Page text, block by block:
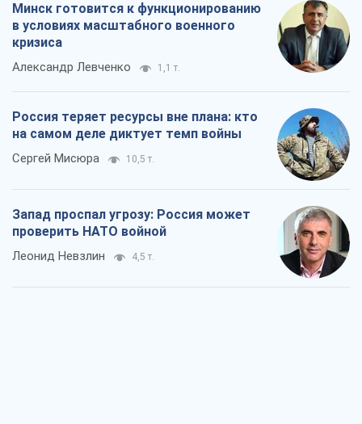
Минск готовится к функционированию
в условиях масштабного военного
кризиса
Александр Левченко 1,1 т.
Россия теряет ресурсы вне плана: кто
на самом деле диктует темп войны
Сергей Мисюра 10,5 т.
Запад проспал угрозу: Россия может
проверить НАТО войной
Леонид Невзлин 4,5 т.